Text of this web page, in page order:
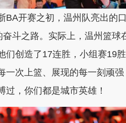
开赛之初，温州队亮出的
斗之路。实际上，温州篮
们创造了17连胜，小组赛19
一次上篮、展现的每一刻顽
，你们都是城市英雄！